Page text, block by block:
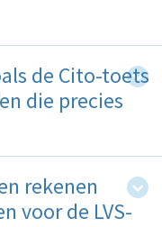
de Cito-toets
die precies
rekenen
voor de LVS-